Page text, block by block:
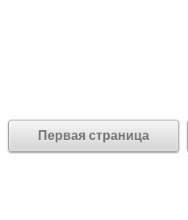
Первая страница